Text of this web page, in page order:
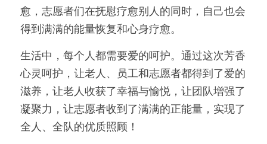
愈，志愿者们在抚慰疗愈别人的同时，自己也会
得到满满的能量恢复和心身疗愈。
生活中，每个人都需要爱的呵护。通过这次芳香
心灵呵护，让老人、员工和志愿者都得到了爱的
滋养，让老人收获了幸福与愉悦，让团队增强了
凝聚力，让志愿者收到了满满的正能量，实现了
全人、全队的优质照顾！